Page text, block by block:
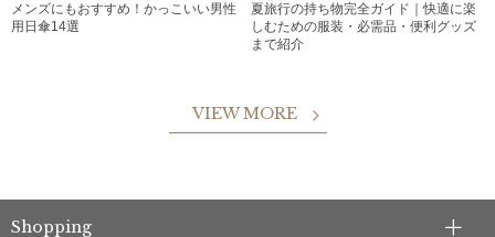
メンズにもおすすめ！かっこいい男性
用日傘14選
夏旅行の持ち物完全ガイド｜快適に楽
しむための服装・必需品・便利グッズ
まで紹介
VIEW MORE
Shopping